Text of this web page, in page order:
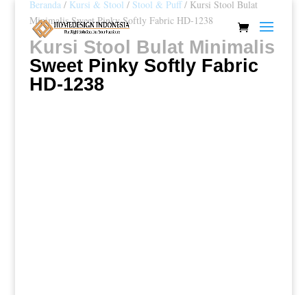
Beranda/ Kursi & Stool / Stool & Puff/ Kursi Stool Bulat
Minimalis Sweet Pinky Softly Fabric HD-1238
Kursi Stool Bulat Minimalis
Sweet Pinky Softly Fabric
HD-1238